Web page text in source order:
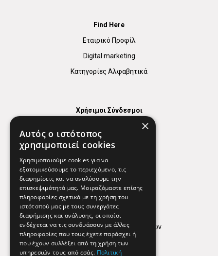
Find Here
Εταιρικό Προφίλ
Digital marketing
Κατηγορίες Αλφαβητικά
Χρήσιμοι Σύνδεσμοι
Χρήσιμα Τηλέφωνα
Εφημερεύοντα Φαρμακεία
Απόρρητο
Όροι Χρήσης
Πολιτική προστασίας δεδομένων
Findhere
×
Αυτός ο ιστότοπος
χρησιμοποιεί cookies
Χρησιμοποιούμε cookies για να
εξατομικεύσουμε το περιεχόμενο, τις
διαφημίσεις και να αναλύσουμε την
επισκεψιμότητά μας. Μοιραζόμαστε επίσης
πληροφορίες σχετικά με τη χρήση του
ιστότοπού μας με τους συνεργάτες
διαφήμισης και ανάλυσης, οι οποίοι
ενδέχεται να τις συνδυάσουν με άλλες
πληροφορίες που τους έχετε παράσχει ή
που έχουν συλλέξει από τη χρήση των
υπηρεσιών τους από εσάς. Πολιτική